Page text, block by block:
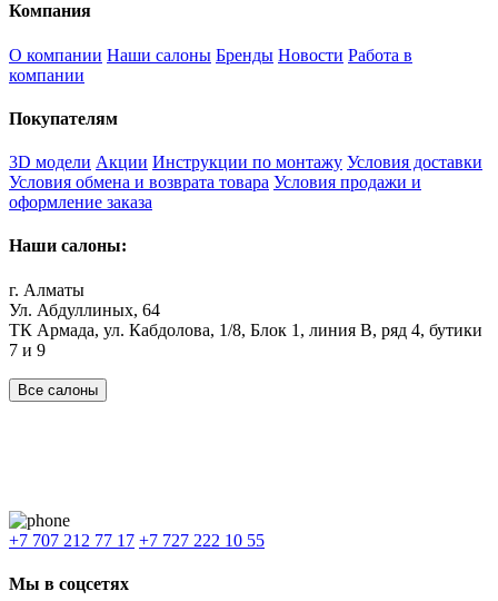
Компания
О компании Наши салоны Бренды Новости Работа в
компании
Покупателям
3D модели Акции Инструкции по монтажу Условия доставки
Условия обмена и возврата товара Условия продажи и
оформление заказа
Наши салоны:
г. Алматы
Ул. Абдуллиных, 64
ТК Армада, ул. Кабдолова, 1/8, Блок 1, линия В, ряд 4, бутики
7 и 9
Все салоны
+7 707 212 77 17 +7 727 222 10 55
Мы в соцсетях